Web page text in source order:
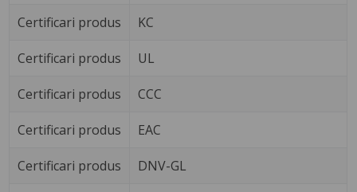
Certificari produs KC
Certificari produs UL
Certificari produs CCC
Certificari produs EAC
Certificari produs DNV-GL